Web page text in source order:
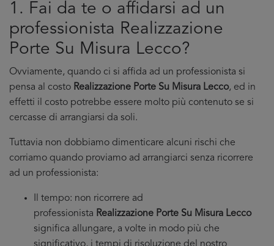
1. Fai da te o affidarsi ad un
professionista Realizzazione
Porte Su Misura Lecco?
Ovviamente, quando ci si affida ad un professionista si
pensa al costo Realizzazione Porte Su Misura Lecco, ed in
effetti il costo potrebbe essere molto più contenuto se si
cercasse di arrangiarsi da soli.
Tuttavia non dobbiamo dimenticare alcuni rischi che
corriamo quando proviamo ad arrangiarci senza ricorrere
ad un professionista:
Il tempo: non ricorrere ad
professionista Realizzazione Porte Su Misura Lecco
significa allungare, a volte in modo più che